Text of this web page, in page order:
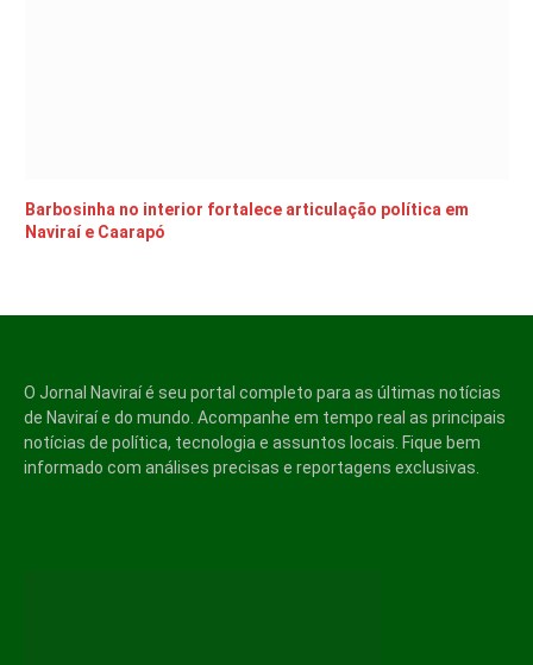
Barbosinha no interior fortalece articulação política em
Naviraí e Caarapó
O Jornal Naviraí é seu portal completo para as últimas notícias
de Naviraí e do mundo. Acompanhe em tempo real as principais
notícias de política, tecnologia e assuntos locais. Fique bem
informado com análises precisas e reportagens exclusivas.